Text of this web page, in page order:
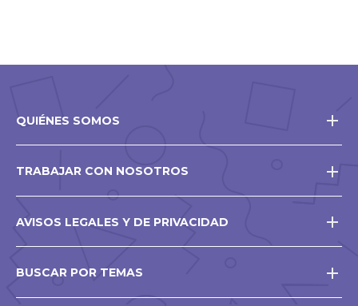
QUIÉNES SOMOS
TRABAJAR CON NOSOTROS
AVISOS LEGALES Y DE PRIVACIDAD
BUSCAR POR TEMAS